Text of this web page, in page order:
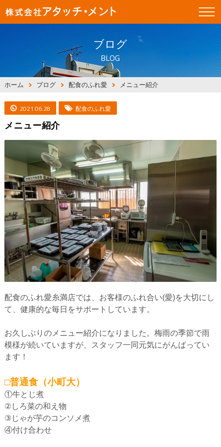
ブログ
BLOG
ホーム ブログ 配食のふれ愛 メニュー紹介
2021.06.28 配食のふれ愛
メニュー紹介
配食のふれ愛糸満店では、お客様のふれ合い(愛)を大切にし
て、健康的な毎日をサポートしています。
お久しぶりのメニュー紹介になりました。梅雨の季節で雨
模様が続いていますが、スタッフ一同元気にがんばってい
ます！
□普通食（小町大）
①牛とじ煮
②しろ菜の和え物
③じゃが芋のコンソメ煮
④付け合わせ